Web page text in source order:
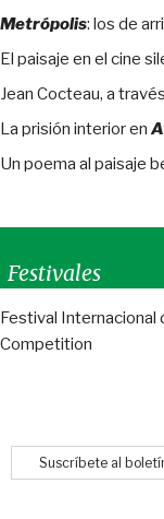
Metrópolis: los de
El paisaje en el cine
Jean Cocteau, a
La prisión interior en
Un poema al paisaje
Festivales
Festival Internacional
Competition
Suscríbete al